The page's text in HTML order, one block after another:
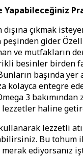
Yapabileceğiniz
çıkmak
gider.
ve mutfakların
besinler birden
Bunların başında
kolayca entegre
3 bakımından
lezzetler haline
lezzetli
Bu tohum
ediyorsanız